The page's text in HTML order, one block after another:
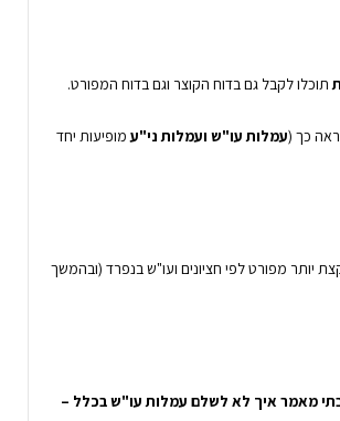
תוכלו לקבל גם בדוח הקוצר וגם בדוח המפורט.
כך (עמלות עו"ש ועמלות ני"עמופיעות יחד
יותר מפורט לפי חציונים ועו"ש בנפרד (ובהמשך
מאמר איך לא לשלם עמלות עו"ש בכלל –